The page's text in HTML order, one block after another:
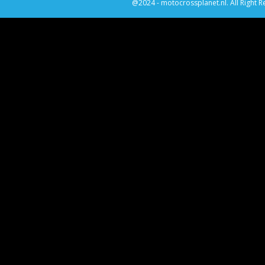
@2024 - motocrossplanet.nl. All Right